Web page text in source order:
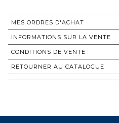
MES ORDRES D'ACHAT
INFORMATIONS SUR LA VENTE
CONDITIONS DE VENTE
RETOURNER AU CATALOGUE